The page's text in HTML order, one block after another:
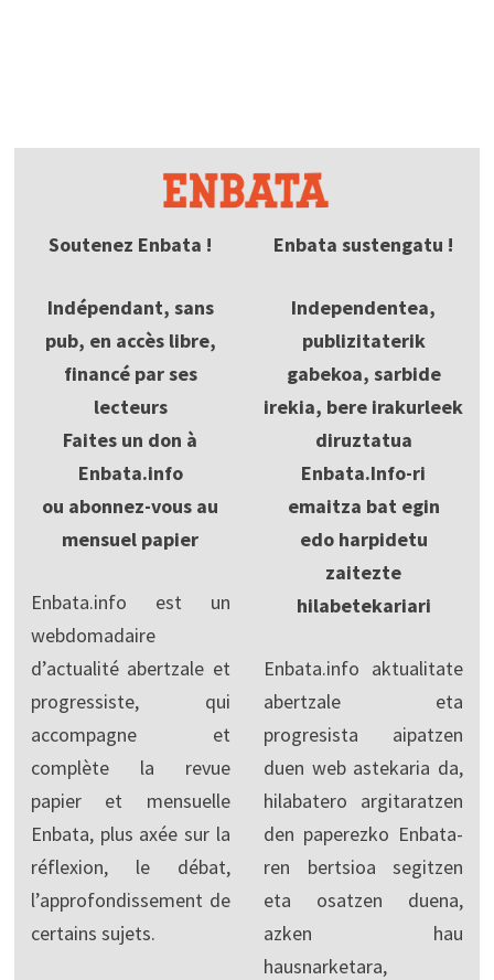
Soutenez Enbata !
Indépendant, sans
pub, en accès libre,
financé par ses
lecteurs
Faites un don à
Enbata.info
ou abonnez-vous au
mensuel papier
Enbata.info est un
webdomadaire
d’actualité abertzale et
progressiste, qui
accompagne et
complète la revue
papier et mensuelle
Enbata, plus axée sur la
réflexion, le débat,
l’approfondissement de
certains sujets.
Enbata sustengatu !
Independentea,
publizitaterik
gabekoa, sarbide
irekia, bere irakurleek
diruztatua
Enbata.Info-ri
emaitza bat egin
edo harpidetu
zaitezte
hilabetekariari
Enbata.info aktualitate
abertzale eta
progresista aipatzen
duen web astekaria da,
hilabatero argitaratzen
den paperezko Enbata-
ren bertsioa segitzen
eta osatzen duena,
azken hau
hausnarketara,